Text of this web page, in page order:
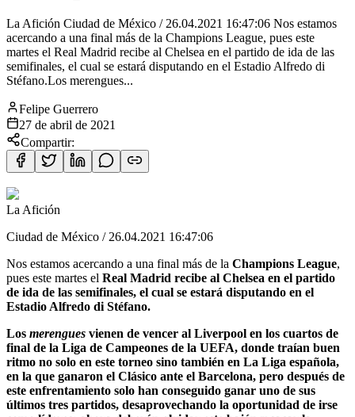
La Afición Ciudad de México / 26.04.2021 16:47:06 Nos estamos
acercando a una final más de la Champions League, pues este
martes el Real Madrid recibe al Chelsea en el partido de ida de las
semifinales, el cual se estará disputando en el Estadio Alfredo di
Stéfano.Los merengues...
Felipe Guerrero
27 de abril de 2021
Compartir:
La Afición
Ciudad de México / 26.04.2021 16:47:06
Nos estamos acercando a una final más de la Champions League,
pues este martes el Real Madrid recibe al Chelsea en el partido
de ida de las semifinales, el cual se estará disputando en el
Estadio Alfredo di Stéfano.
Los merengues vienen de vencer al Liverpool en los cuartos de
final de la Liga de Campeones de la UEFA, donde traían buen
ritmo no solo en este torneo sino también en La Liga española,
en la que ganaron el Clásico ante el Barcelona, pero después de
este enfrentamiento solo han conseguido ganar uno de sus
últimos tres partidos, desaprovechando la oportunidad de irse